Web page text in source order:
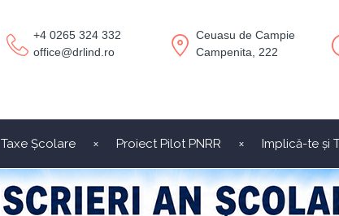
+4 0265 324 332
office@drlind.ro
Ceuasu de Campie
Campenita, 222
Taxe Școlare Proiect Pilot PNRR Implică-te și